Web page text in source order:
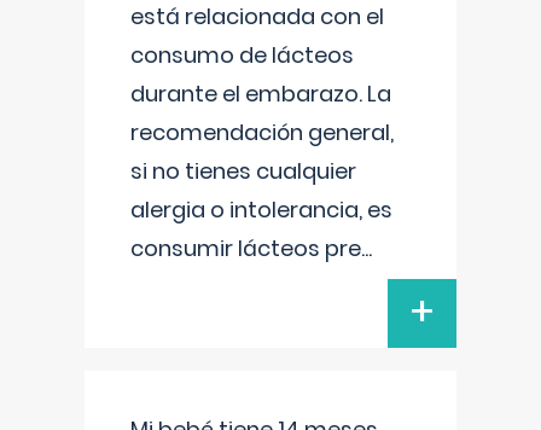
está relacionada con el
consumo de lácteos
durante el embarazo. La
recomendación general,
si no tienes cualquier
alergia o intolerancia, es
consumir lácteos pre...
+